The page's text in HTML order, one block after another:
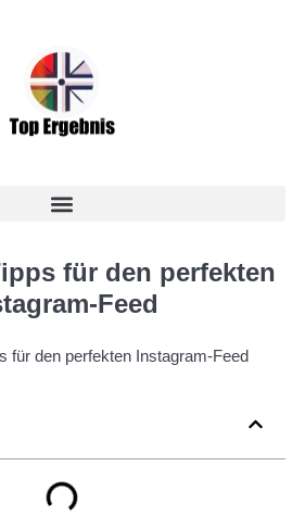
für den perfekten
Feed